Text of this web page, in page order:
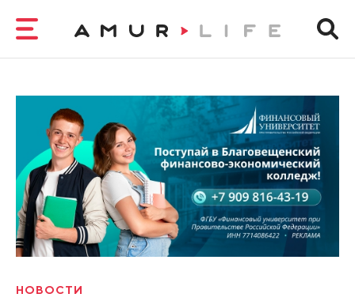
НОВОСТИ